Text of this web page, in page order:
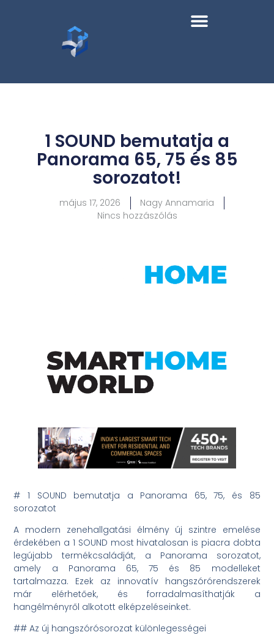
1 SOUND bemutatja a
Panorama 65, 75 és 85
sorozatot!
május 17, 2026
Nagy Annamaria
Nincs hozzászólás
# 1 SOUND bemutatja a Panorama 65, 75, és 85
sorozatot
A modern zenehallgatási élmény új szintre emelése
érdekében a 1 SOUND most hivatalosan is piacra dobta
legújabb termékcsaládját, a Panorama sorozatot,
amely a Panorama 65, 75 és 85 modelleket
tartalmazza. Ezek az innovatív hangszórórendszerek
már elérhetőek, és forradalmasíthatják a
hangélményről alkotott elképzeléseinket.
## Az új hangszórósorozat különlegességei